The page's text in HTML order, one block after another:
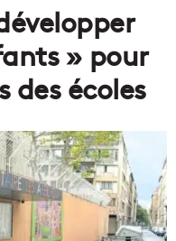
» pour
des écoles